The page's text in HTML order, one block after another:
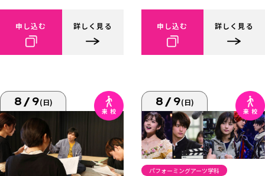
申し込む 詳しく見る 申し込む 詳しく見る
8/9(日) 8/9(日)
パフォーミングアーツ学科